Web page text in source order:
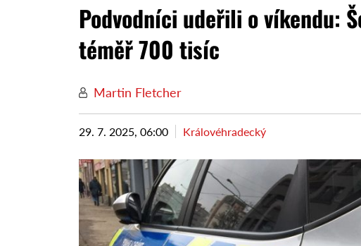
Podvodníci udeřili o víkendu:
téměř 700 tisíc
Martin Fletcher
29. 7. 2025, 06:00 Královéhradecký